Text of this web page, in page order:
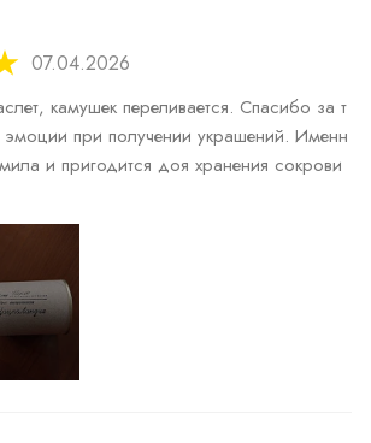
07.04.2026
камушек переливается. Спасибо за т
эмоции при получении украшений. Именн
и пригодится доя хранения сокрови